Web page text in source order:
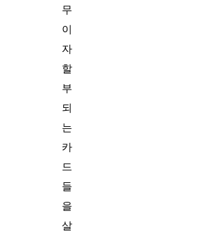
무
이
자
할
부
되
는
카
드
들
을
살